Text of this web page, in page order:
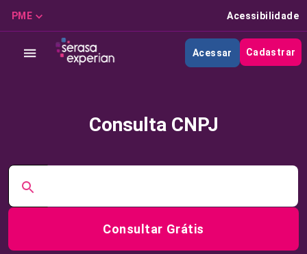
PME Acessibilidade
Acessar Cadastrar
Consulta CNPJ
Consultar Grátis